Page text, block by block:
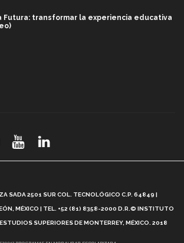
Futura: transformar la experiencia educativa
(video)
es el Modelo Educativo Tec? (video)
SADA 2501 SUR COL. TECNOLÓGICO C.P. 64849 |
MÉXICO | TEL. +52 (81) 8358-2000 D.R.© INSTITUTO
SUPERIORES DE MONTERREY, MÉXICO. 2018